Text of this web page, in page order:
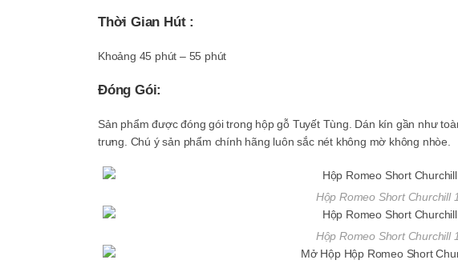
Thời Gian Hút :
Khoảng 45 phút – 55 phút
Đóng Gói:
Sản phẩm được đóng gói trong hộp gỗ Tuyết Tùng. Dán kín gần như
trưng. Chú ý sản phẩm chính hãng luôn sắc nét không mờ không nhòe.
Hộp Romeo Short Churchill
Hộp Romeo Short Churchill